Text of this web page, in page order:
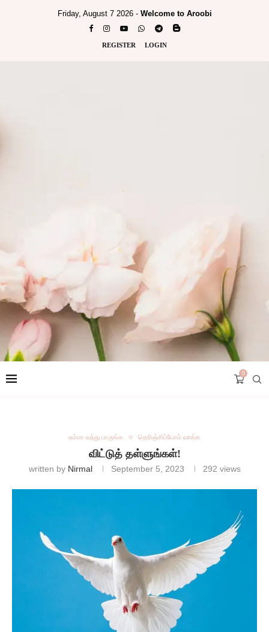
Friday, August 7 2026 - Welcome to Aroobi
REGISTER LOGIN
0
சும்மா வந்து பாருங்க தெரிஞ்சிப்போம் வாங்க
விட்டுத் தள்ளுங்கள்!
written by Nirmal September 5, 2023 292 views